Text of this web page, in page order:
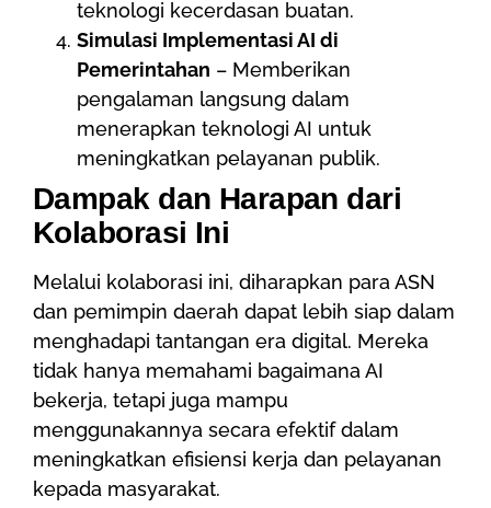
teknologi kecerdasan buatan.
Simulasi Implementasi AI di
Pemerintahan – Memberikan
pengalaman langsung dalam
menerapkan teknologi AI untuk
meningkatkan pelayanan publik.
Dampak dan Harapan dari
Kolaborasi Ini
Melalui kolaborasi ini, diharapkan para ASN
dan pemimpin daerah dapat lebih siap dalam
menghadapi tantangan era digital. Mereka
tidak hanya memahami bagaimana AI
bekerja, tetapi juga mampu
menggunakannya secara efektif dalam
meningkatkan efisiensi kerja dan pelayanan
kepada masyarakat.